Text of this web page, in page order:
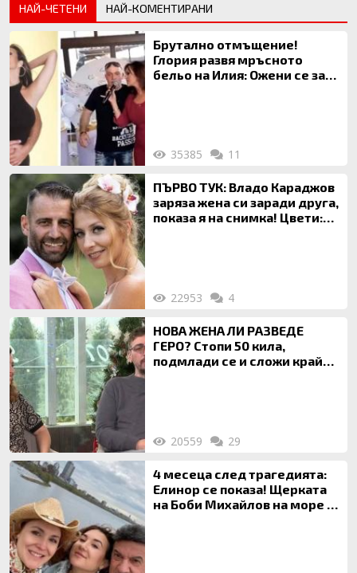
НАЙ-ЧЕТЕНИ НАЙ-КОМЕНТИРАНИ
Брутално отмъщение!
Глория развя мръсното
бельо на Илия: Ожени се за
35385 11
ПЪРВО ТУК: Владо Караджов
заряза жена си заради друга,
показа я на снимка! Цвети:
22953 4
НОВА ЖЕНА ЛИ РАЗВЕДЕ
ГЕРО? Стопи 50 кила,
подмлади се и сложи край
20559 29
4 месеца след трагедията:
Елинор се показа! Щерката
на Боби Михайлов на море с